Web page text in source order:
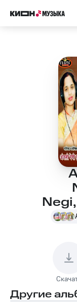
Другие